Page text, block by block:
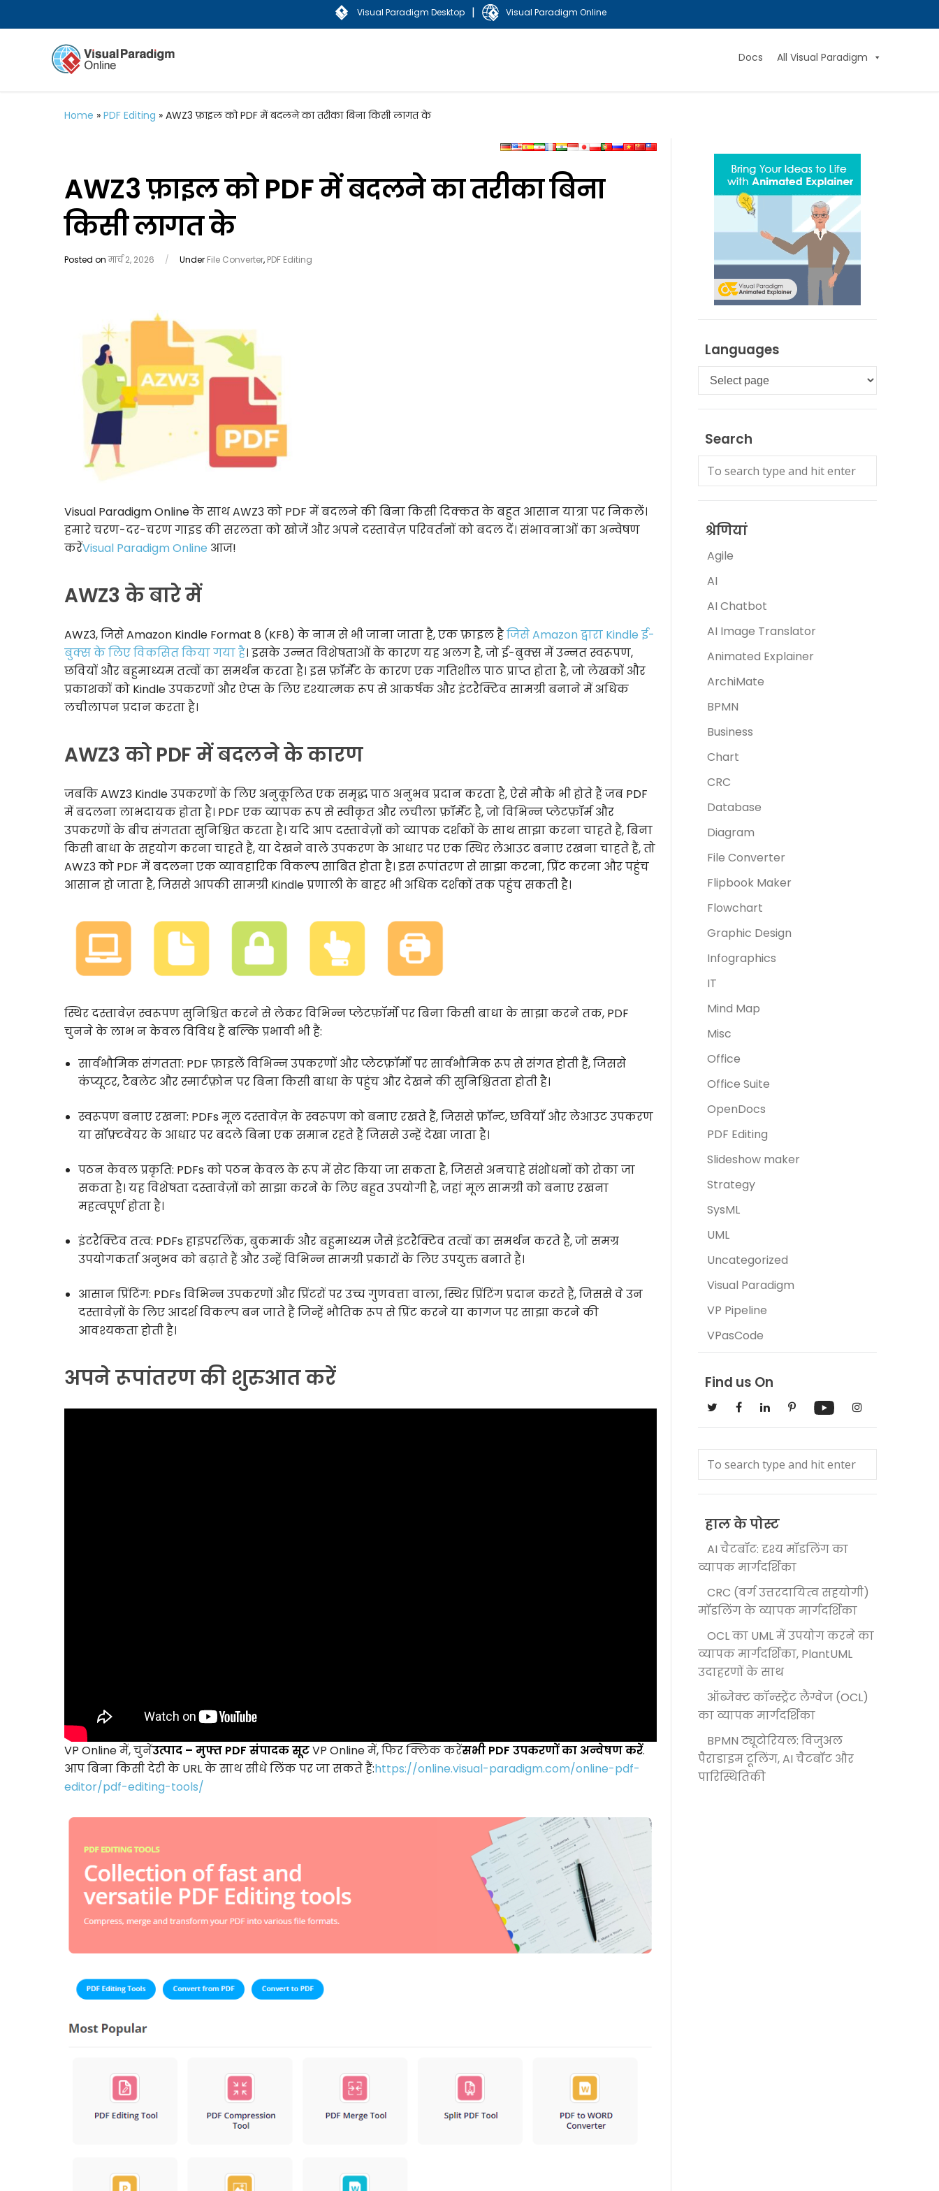
Visual Paradigm Desktop | Visual Paradigm Online
Docs All Visual Paradigm
Home » PDF Editing » AWZ3 फ़ाइल को PDF में बदलने का तरीका बिना किसी लागत के
AWZ3 फ़ाइल को PDF में बदलने का तरीका बिना
किसी लागत के
Posted onमार्च 2, 2026 / Under File Converter, PDF Editing
Visual Paradigm Online के साथ AWZ3 को PDF में बदलने की बिना किसी दिक्कत के बहुत आसान यात्रा पर निकलें।
हमारे चरण-दर-चरण गाइड की सरलता को खोजें और अपने दस्तावेज़ परिवर्तनों को बदल दें। संभावनाओं का अन्वेषण
करेंVisual Paradigm Online आज!
AWZ3 के बारे में
AWZ3, जिसे Amazon Kindle Format 8 (KF8) के नाम से भी जाना जाता है, एक फ़ाइल हैजिसे Amazon द्वारा Kindle ई-
बुक्स के लिए विकसित किया गया है। इसके उन्नत विशेषताओं के कारण यह अलग है, जो ई-बुक्स में उन्नत स्वरूपण,
छवियों और बहुमाध्यम तत्वों का समर्थन करता है। इस फ़ॉर्मेट के कारण एक गतिशील पाठ प्राप्त होता है, जो लेखकों और
प्रकाशकों को Kindle उपकरणों और ऐप्स के लिए दृश्यात्मक रूप से आकर्षक और इंटरैक्टिव सामग्री बनाने में अधिक
लचीलापन प्रदान करता है।
AWZ3 को PDF में बदलने के कारण
जबकि AWZ3 Kindle उपकरणों के लिए अनुकूलित एक समृद्ध पाठ अनुभव प्रदान करता है, ऐसे मौके भी होते हैं जब PDF
में बदलना लाभदायक होता है। PDF एक व्यापक रूप से स्वीकृत और लचीला फ़ॉर्मेट है, जो विभिन्न प्लेटफ़ॉर्म और
उपकरणों के बीच संगतता सुनिश्चित करता है। यदि आप दस्तावेज़ों को व्यापक दर्शकों के साथ साझा करना चाहते हैं, बिना
किसी बाधा के सहयोग करना चाहते हैं, या देखने वाले उपकरण के आधार पर एक स्थिर लेआउट बनाए रखना चाहते हैं, तो
AWZ3 को PDF में बदलना एक व्यावहारिक विकल्प साबित होता है। इस रूपांतरण से साझा करना, प्रिंट करना और पहुंच
आसान हो जाता है, जिससे आपकी सामग्री Kindle प्रणाली के बाहर भी अधिक दर्शकों तक पहुंच सकती है।
स्थिर दस्तावेज़ स्वरूपण सुनिश्चित करने से लेकर विभिन्न प्लेटफ़ॉर्मों पर बिना किसी बाधा के साझा करने तक, PDF
चुनने के लाभ न केवल विविध हैं बल्कि प्रभावी भी हैं:
सार्वभौमिक संगतता: PDF फ़ाइलें विभिन्न उपकरणों और प्लेटफ़ॉर्मों पर सार्वभौमिक रूप से संगत होती हैं, जिससे
कंप्यूटर, टैबलेट और स्मार्टफ़ोन पर बिना किसी बाधा के पहुंच और देखने की सुनिश्चितता होती है।
स्वरूपण बनाए रखना: PDFs मूल दस्तावेज़ के स्वरूपण को बनाए रखते हैं, जिससे फ़ॉन्ट, छवियाँ और लेआउट उपकरण
या सॉफ़्टवेयर के आधार पर बदले बिना एक समान रहते हैं जिससे उन्हें देखा जाता है।
पठन केवल प्रकृति: PDFs को पठन केवल के रूप में सेट किया जा सकता है, जिससे अनचाहे संशोधनों को रोका जा
सकता है। यह विशेषता दस्तावेज़ों को साझा करने के लिए बहुत उपयोगी है, जहां मूल सामग्री को बनाए रखना
महत्वपूर्ण होता है।
इंटरैक्टिव तत्व: PDFs हाइपरलिंक, बुकमार्क और बहुमाध्यम जैसे इंटरैक्टिव तत्वों का समर्थन करते हैं, जो समग्र
उपयोगकर्ता अनुभव को बढ़ाते हैं और उन्हें विभिन्न सामग्री प्रकारों के लिए उपयुक्त बनाते हैं।
आसान प्रिंटिंग: PDFs विभिन्न उपकरणों और प्रिंटरों पर उच्च गुणवत्ता वाला, स्थिर प्रिंटिंग प्रदान करते हैं, जिससे वे उन
दस्तावेज़ों के लिए आदर्श विकल्प बन जाते हैं जिन्हें भौतिक रूप से प्रिंट करने या कागज पर साझा करने की
आवश्यकता होती है।
अपने रूपांतरण की शुरुआत करें
VP Online में, चुनेंउत्पाद – मुफ्त PDF संपादक सूटVP Online में, फिर क्लिक करेंसभी PDF उपकरणों का अन्वेषण करें.
आप बिना किसी देरी के URL के साथ सीधे लिंक पर जा सकते हैं:https://online.visual-paradigm.com/online-pdf-
editor/pdf-editing-tools/
Languages
Languages
Search
श्रेणियां
Agile
AI
AI Chatbot
AI Image Translator
Animated Explainer
ArchiMate
BPMN
Business
Chart
CRC
Database
Diagram
File Converter
Flipbook Maker
Flowchart
Graphic Design
Infographics
IT
Mind Map
Misc
Office
Office Suite
OpenDocs
PDF Editing
Slideshow maker
Strategy
SysML
UML
Uncategorized
Visual Paradigm
VP Pipeline
VPasCode
Find us On
हाल के पोस्ट
AI चैटबॉट: दृश्य मॉडलिंग का
व्यापक मार्गदर्शिका
CRC (वर्ग उत्तरदायित्व सहयोगी)
मॉडलिंग के व्यापक मार्गदर्शिका
OCL का UML में उपयोग करने का
व्यापक मार्गदर्शिका, PlantUML
उदाहरणों के साथ
ऑब्जेक्ट कॉन्स्ट्रेंट लैंग्वेज (OCL)
का व्यापक मार्गदर्शिका
BPMN ट्यूटोरियल: विजुअल
पैराडाइम टूलिंग, AI चैटबॉट और
पारिस्थितिकी